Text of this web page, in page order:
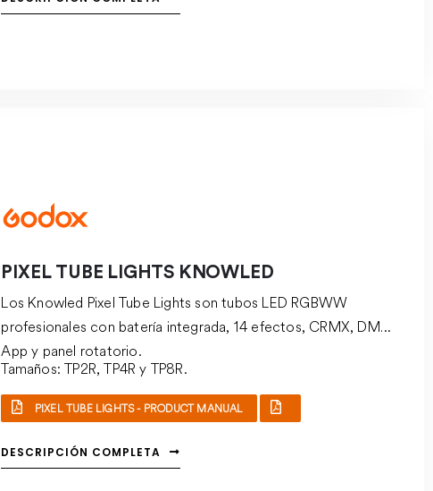
PIXEL TUBE LIGHTS KNOWLED
Los Knowled Pixel Tube Lights son tubos LED RGBWW
profesionales con batería integrada, 14 efectos, CRMX, DMX,
App y panel rotatorio.
Tamaños: TP2R, TP4R y TP8R.
PIXEL TUBE LIGHTS - PRODUCT MANUAL
DESCRIPCIÓN COMPLETA